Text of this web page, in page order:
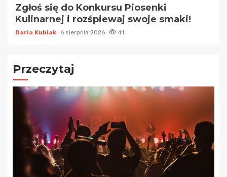
Zgłoś się do Konkursu Piosenki
Kulinarnej i rozśpiewaj swoje smaki!
Daria Kubiak 6 sierpnia 2026 41
Przeczytaj